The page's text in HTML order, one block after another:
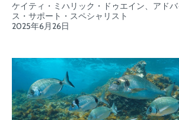
ケイティ・ミハリック・ドゥエイン、アド
ス・サポート・スペシャリスト
2025年6月26日